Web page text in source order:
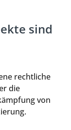
sind
rechtliche
die
von